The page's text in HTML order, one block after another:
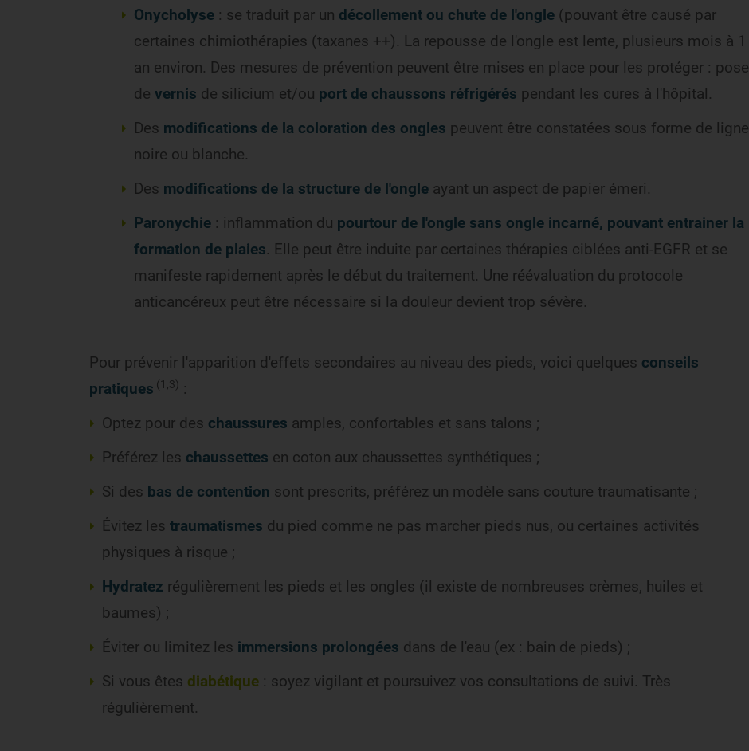
Onycholyse : se traduit par un décollement ou chute de l'ongle (pouvant être causé par
certaines chimiothérapies (taxanes ++). La repousse de l'ongle est lente, plusieurs mois à 1
an environ. Des mesures de prévention peuvent être mises en place pour les protéger : pose
de vernis de silicium et/ou port de chaussons réfrigérés pendant les cures à l'hôpital.
Des modifications de la coloration des ongles peuvent être constatées sous forme de ligne
noire ou blanche.
Des modifications de la structure de l'ongle ayant un aspect de papier émeri.
Paronychie : inflammation du pourtour de l'ongle sans ongle incarné, pouvant entrainer la
formation de plaies. Elle peut être induite par certaines thérapies ciblées anti-EGFR et se
manifeste rapidement après le début du traitement. Une réévaluation du protocole
anticancéreux peut être nécessaire si la douleur devient trop sévère.
Pour prévenir l'apparition d'effets secondaires au niveau des pieds, voici quelques conseils
pratiques (1,3) :
Optez pour des chaussures amples, confortables et sans talons ;
Préférez les chaussettes en coton aux chaussettes synthétiques ;
Si des bas de contention sont prescrits, préférez un modèle sans couture traumatisante ;
Évitez les traumatismes du pied comme ne pas marcher pieds nus, ou certaines activités
physiques à risque ;
Hydratez régulièrement les pieds et les ongles (il existe de nombreuses crèmes, huiles et
baumes) ;
Éviter ou limitez les immersions prolongées dans de l'eau (ex : bain de pieds) ;
Si vous êtes diabétique : soyez vigilant et poursuivez vos consultations de suivi. Très
régulièrement.